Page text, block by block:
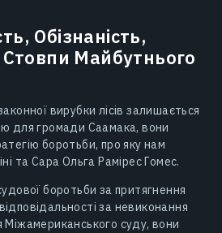
Обізнаність,
Стовпи Майбутнього
вирубки лісів залишається
для громади Саамака, вони
боротьби, про яку нам
та Сара Ольга Рамірес Гомес.
боротьби за притягнення
за невиконання
Міжамериканського суду, вони